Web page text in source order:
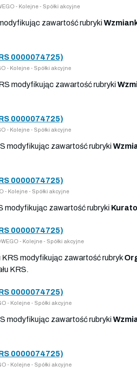
- Kolejne - Spółki akcyjne
zawartość rubryki
0000074725)
- Kolejne - Spółki akcyjne
modyfikując zawartość rubryki
0000074725)
- Kolejne - Spółki akcyjne
modyfikując zawartość rubryki
0000074725)
- Kolejne - Spółki akcyjne
modyfikując zawartość rubryki
0000074725)
- Kolejne - Spółki akcyjne
KRS modyfikując zawartość rubryk
KRS.
0000074725)
- Kolejne - Spółki akcyjne
modyfikując zawartość rubryki
0000074725)
- Kolejne - Spółki akcyjne